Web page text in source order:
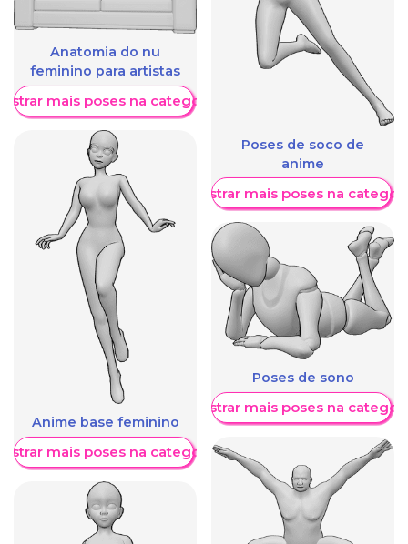
Anatomia do nu
feminino para artistas
mais poses na categoria
Anime base feminino
mais poses na categoria
Poses de soco de
anime
Mostrar mais poses na
Poses de sono
Mostrar mais poses na